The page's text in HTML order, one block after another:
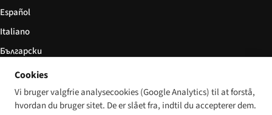
Español
Italiano
Български
简体中文
Cookies
Vi bruger valgfrie analysecookies (Google Analytics) til at forstå,
hvordan du bruger sitet. De er slået fra, indtil du accepterer dem.